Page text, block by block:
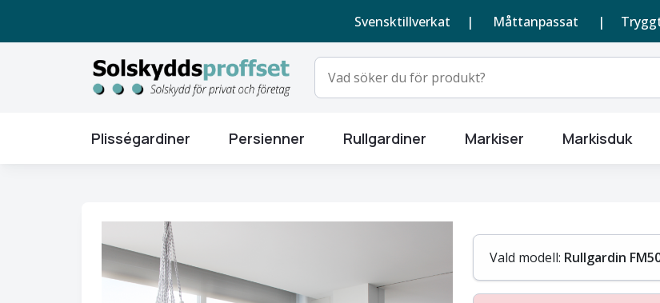
Svensktillverkat | Måttanpassat | Tryggt
Plisségardiner Persienner Rullgardiner Markiser Markisduk
Vald modell: Rullgardin